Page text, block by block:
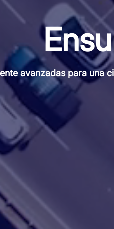
avanzadas para una